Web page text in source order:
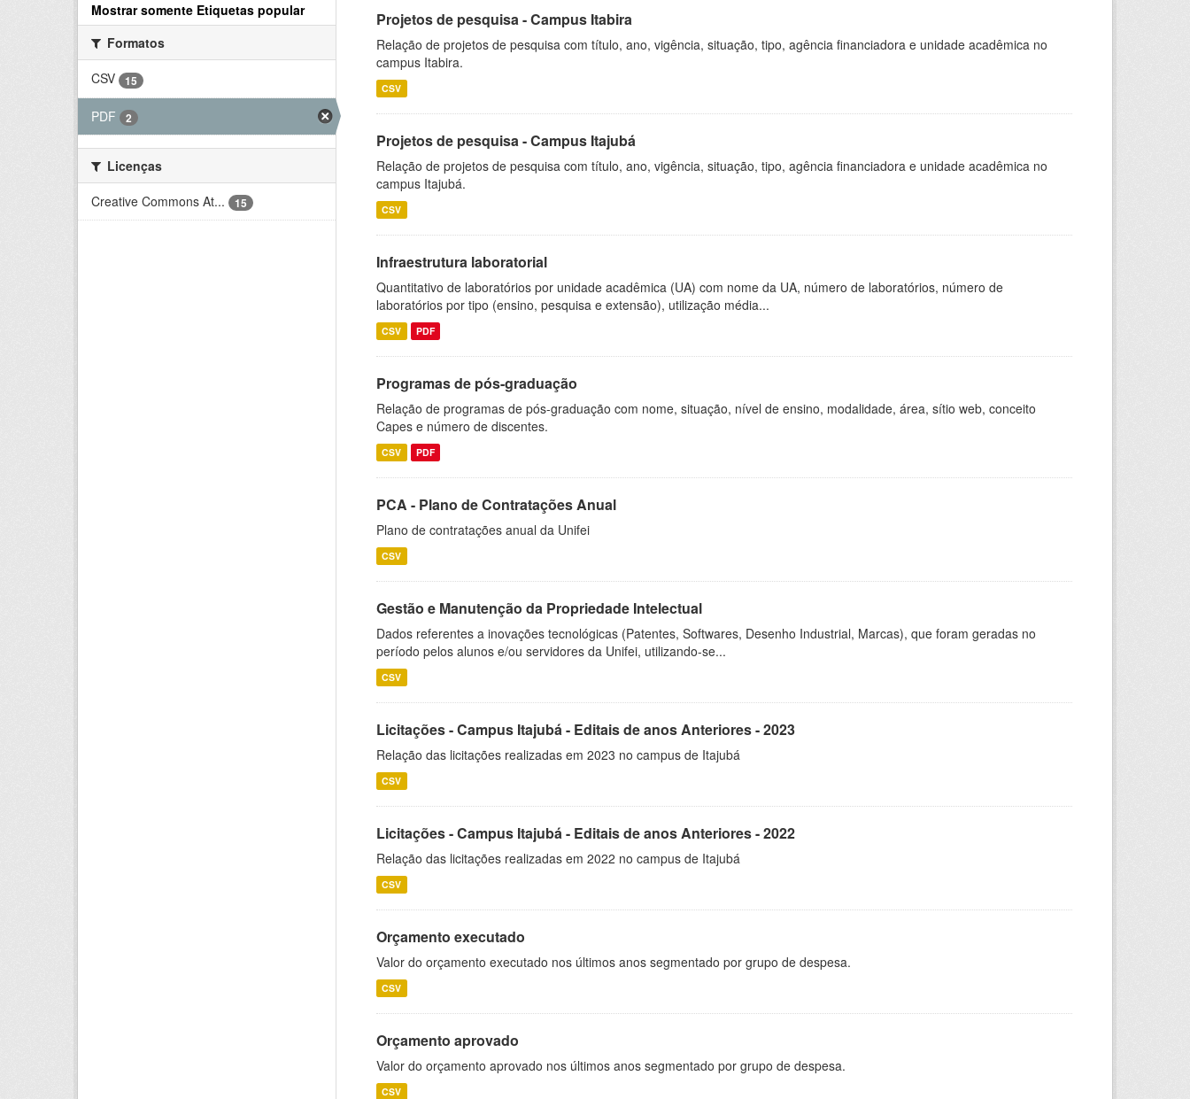
Mostrar somente Etiquetas popular
Formatos
CSV
15
PDF 2
Licenças
Creative Commons At...
15
Projetos de pesquisa - Campus Itabira
Relação de projetos de pesquisa com título, ano, vigência, situação, tipo, agência financiadora e unidade acadêmica no
campus Itabira.
CSV
Projetos de pesquisa - Campus Itajubá
Relação de projetos de pesquisa com título, ano, vigência, situação, tipo, agência financiadora e unidade acadêmica no
campus Itajubá.
CSV
Infraestrutura laboratorial
Quantitativo de laboratórios por unidade acadêmica (UA) com nome da UA, número de laboratórios, número de
laboratórios por tipo (ensino, pesquisa e extensão), utilização média...
CSV PDF
Programas de pós-graduação
Relação de programas de pós-graduação com nome, situação, nível de ensino, modalidade, área, sítio web, conceito
Capes e número de discentes.
CSV PDF
PCA - Plano de Contratações Anual
Plano de contratações anual da Unifei
CSV
Gestão e Manutenção da Propriedade Intelectual
Dados referentes a inovações tecnológicas (Patentes, Softwares, Desenho Industrial, Marcas), que foram geradas no
período pelos alunos e/ou servidores da Unifei, utilizando-se...
CSV
Licitações - Campus Itajubá - Editais de anos Anteriores - 2023
Relação das licitações realizadas em 2023 no campus de Itajubá
CSV
Licitações - Campus Itajubá - Editais de anos Anteriores - 2022
Relação das licitações realizadas em 2022 no campus de Itajubá
CSV
Orçamento executado
Valor do orçamento executado nos últimos anos segmentado por grupo de despesa.
CSV
Orçamento aprovado
Valor do orçamento aprovado nos últimos anos segmentado por grupo de despesa.
CSV